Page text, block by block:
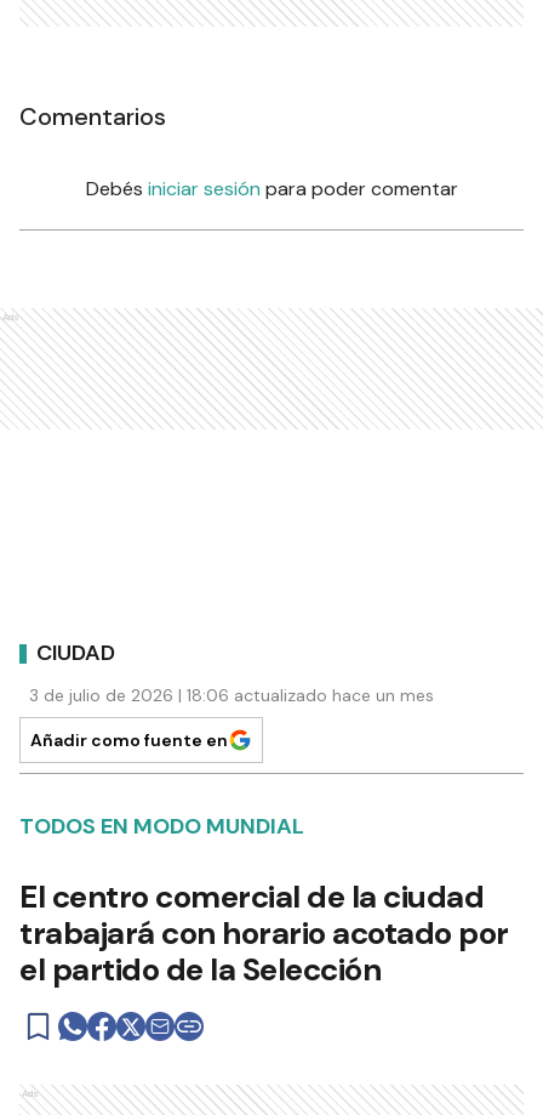
Comentarios
Debés iniciar sesión para poder comentar
Ads
CIUDAD
3 de julio de 2026 | 18:06 actualizado hace un mes
Añadir como fuente en
TODOS EN MODO MUNDIAL
El centro comercial de la ciudad
trabajará con horario acotado por
el partido de la Selección
Ads